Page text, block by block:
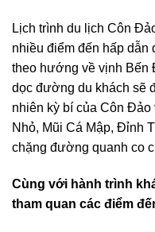
Lịch trình du lịch Côn
nhiều điểm đến hấp dẫn
theo hướng về vịnh Bến
dọc đường du khách sẽ
nhiên kỳ bí của Côn
Nhỏ, Mũi Cá Mập, Đỉnh
chặng đường quanh co
Cùng với hành trình
tham quan các điểm